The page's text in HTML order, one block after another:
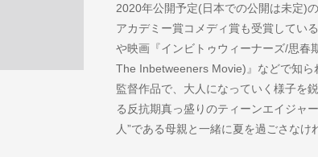
2020年公開予定(日本での公開は未定)
アカデミー賞コメディ賞も受賞してい
や映画『インビトゥウィーナーズ/思春
The Inbetweeners Movie)』などで知
監督作品で、大人になっていく様子を
る反抗期真っ盛りのティーンエイジャ
人”である母親と一緒に夏を過ごさなけ